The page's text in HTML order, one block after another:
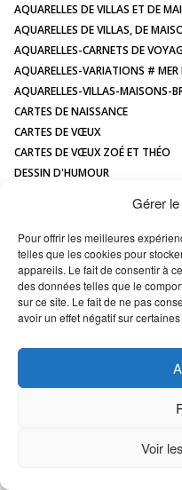
Gérer
Pour offrir les meilleures
telles que les cookies pour
appareils. Le fait de consentir à
des données telles que le
sur ce site. Le fait de ne pas
avoir un effet négatif sur
Voir
ILLUSTRATIONS
CONTACT
AQUARELLES DE VILLAS ET DE
AQUARELLES DE VILLAS, DE
AQUARELLES-CARNETS DE
AQUARELLES-VARIATIONS #
AQUARELLES-VILLAS-MAISONS-
CARTES DE NAISSANCE
CARTES DE VŒUX
CARTES DE VŒUX ZOÉ ET THÉO
DESSIN D'HUMOUR
ILLUSTRATIONS JEUNESSE
LOGOS
MAQUETTES / MODÈLES
PORTRAIT DE MAISON